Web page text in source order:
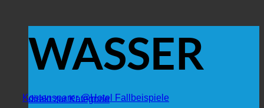
WASSER
direkt zur Kategorie
Kostensparer @Hotel Fallbeispiele